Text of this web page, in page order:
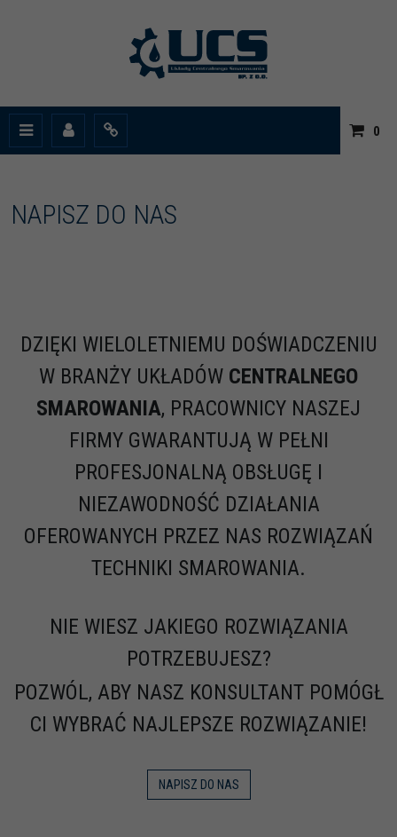
Menu Panel Info
0
NAPISZ DO NAS
DZIĘKI WIELOLETNIEMU DOŚWIADCZENIU
W BRANŻY UKŁADÓW CENTRALNEGO
SMAROWANIA, PRACOWNICY NASZEJ
FIRMY GWARANTUJĄ W PEŁNI
PROFESJONALNĄ OBSŁUGĘ I
NIEZAWODNOŚĆ DZIAŁANIA
OFEROWANYCH PRZEZ NAS ROZWIĄZAŃ
TECHNIKI SMAROWANIA.
NIE WIESZ JAKIEGO ROZWIĄZANIA
POTRZEBUJESZ?
POZWÓL, ABY NASZ KONSULTANT POMÓGŁ
CI WYBRAĆ NAJLEPSZE ROZWIĄZANIE!
NAPISZ DO NAS